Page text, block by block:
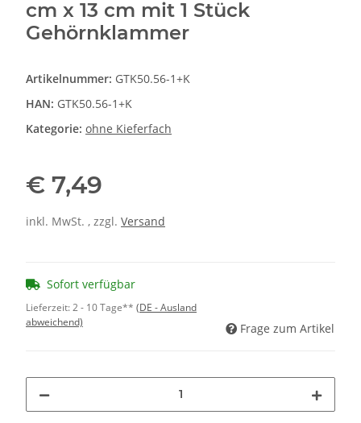
cm x 13 cm mit 1 Stück
Gehörnklammer
Artikelnummer: GTK50.56-1+K
HAN: GTK50.56-1+K
Kategorie: ohne Kieferfach
€ 7,49
inkl. MwSt. , zzgl. Versand
Sofort verfügbar
Lieferzeit:2 - 10 Tage** (DE - Ausland
abweichend)
Frage zum Artikel